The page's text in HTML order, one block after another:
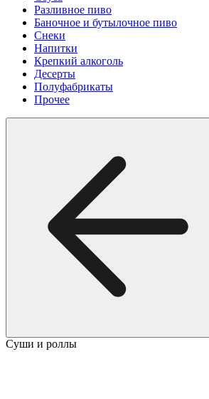
Разливное пиво
Баночное и бутылочное пиво
Снеки
Напитки
Крепкий алкоголь
Десерты
Полуфабрикаты
Прочее
Суши и роллы